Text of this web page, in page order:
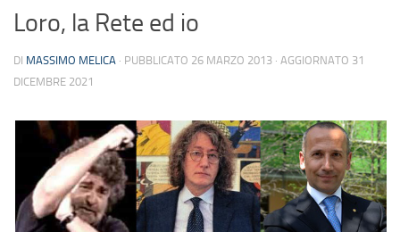
Loro, la Rete ed io
DI MASSIMO MELICA · PUBBLICATO 26 MARZO 2013 · AGGIORNATO 31
DICEMBRE 2021